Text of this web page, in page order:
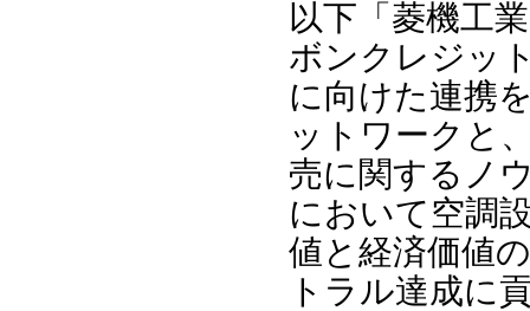
以下「菱機工
ボンクレジッ
に向けた連携
ットワークと
売に関するノ
において空調
値と経済価値
トラル達成に